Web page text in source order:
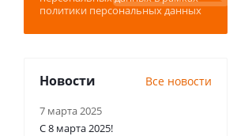
политики персональных данных
Новости Все новости
7 марта 2025
С 8 марта 2025!